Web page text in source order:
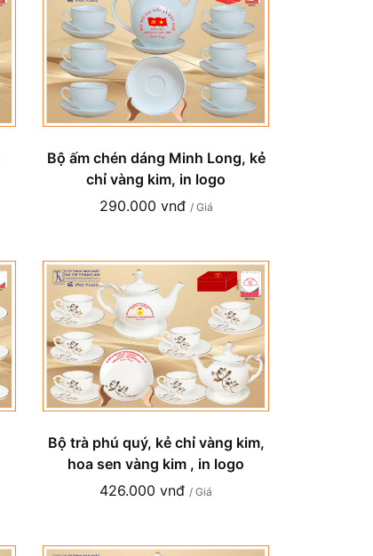
Bộ ấm chén dáng Minh Long, kẻ
chỉ vàng kim, in logo
290.000 vnđ / Giá
Bộ trà phú quý, kẻ chỉ vàng kim,
hoa sen vàng kim , in logo
426.000 vnđ / Giá